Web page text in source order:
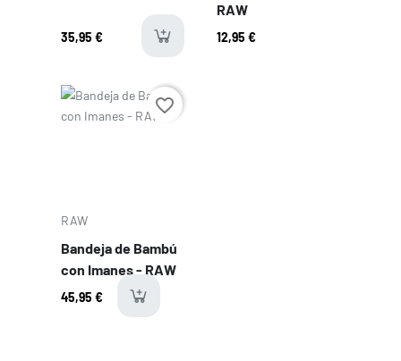
35,95 €
RAW
12,95 €
Prix
RAW
Bandeja de Bambú
con Imanes - RAW
45,95 €
favorite_border